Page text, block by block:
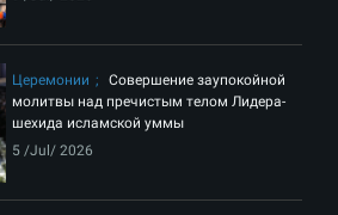
Церемонии
Совершение заупокойной
молитвы над пречистым телом Лидера-
шехида исламской уммы
5 /Jul/ 2026